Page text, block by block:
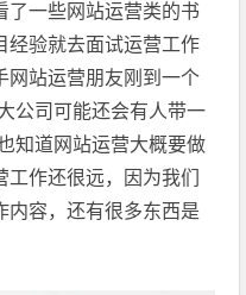
了一些网站运营类的书
经验就去面试运营工作
网站运营朋友刚到一个
公司可能还会有人带一
知道网站运营大概要做
作还很远，因为我们
内容，还有很多东西是